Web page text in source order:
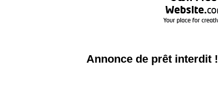
Annonce de prêt interdit !